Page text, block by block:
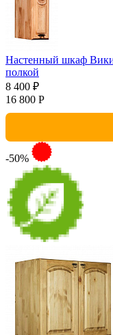
Настенный шкаф
полкой
8 400 ₽
16 800 Р
-50%